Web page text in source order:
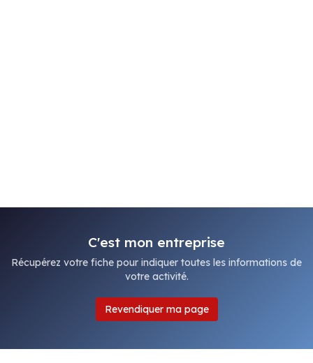
C'est mon entreprise
Récupérez votre fiche pour indiquer toutes les informations de
votre activité.
Revendiquer ma page